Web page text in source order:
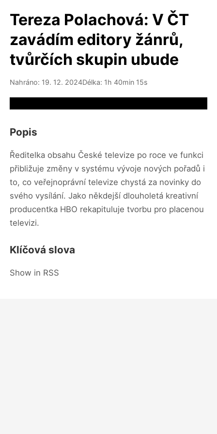
Tereza Polachová: V ČT
zavádím editory žánrů,
tvůrčích skupin ubude
Nahráno: 19. 12. 2024Délka: 1h 40min 15s
Popis
Ředitelka obsahu České televize po roce ve funkci
přibližuje změny v systému vývoje nových pořadů i
to, co veřejnoprávní televize chystá za novinky do
svého vysílání. Jako někdejší dlouholetá kreativní
producentka HBO rekapituluje tvorbu pro placenou
televizi.
Klíčová slova
Show in RSS